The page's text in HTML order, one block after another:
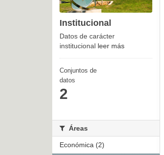
Institucional
Datos de carácter
institucional leer más
Conjuntos de
datos
2
Áreas
Económica (2)